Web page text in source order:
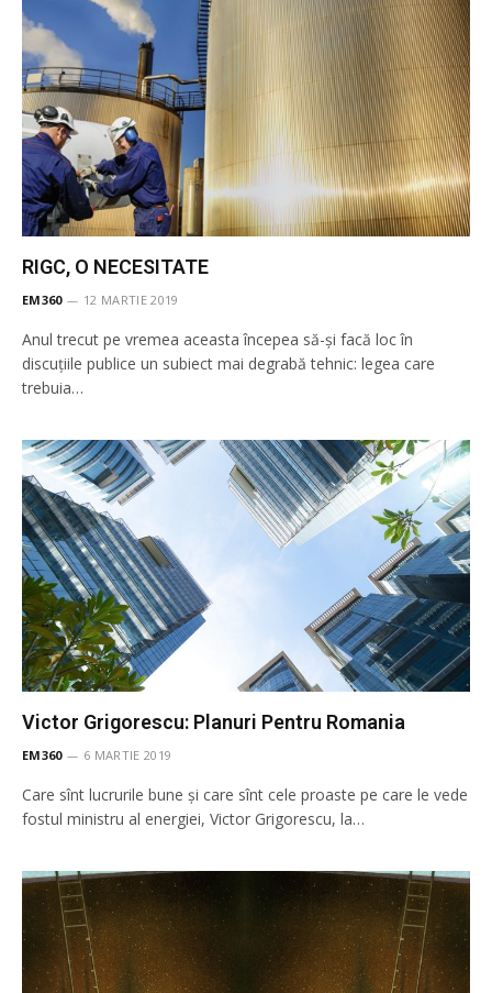
RIGC, O NECESITATE
EM360 12 MARTIE 2019
Anul trecut pe vremea aceasta începea să-și facă loc în
discuțiile publice un subiect mai degrabă tehnic: legea care
trebuia…
Victor Grigorescu: Planuri Pentru Romania
EM360 6 MARTIE 2019
Care sînt lucrurile bune și care sînt cele proaste pe care le vede
fostul ministru al energiei, Victor Grigorescu, la…